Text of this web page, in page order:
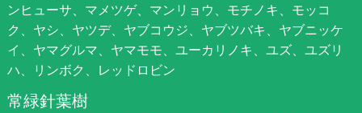
ンヒューサ、マメツゲ、マンリョウ、モチノキ、モッコ
ク、ヤシ、ヤツデ、ヤブコウジ、ヤブツバキ、ヤブニッケ
イ、ヤマグルマ、ヤマモモ、ユーカリノキ、ユズ、ユズリ
ハ、リンボク、レッドロビン
常緑針葉樹